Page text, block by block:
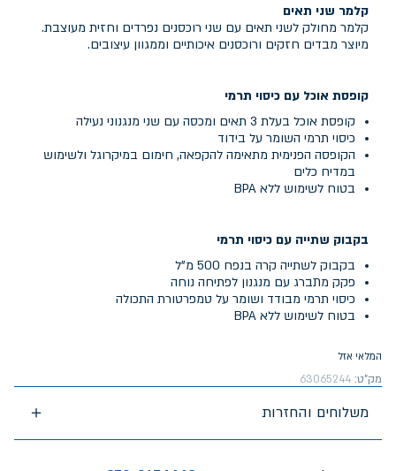
קלמר שני תאים
קלמר מחולק לשני תאים עם שני רוכסנים נפרדים וחזית מעוצבת.
מיוצר מבדים חזקים ורוכסנים איכותיים וממגוון עיצובים.
קופסת אוכל עם כיסוי תרמי
קופסת אוכל בעלת 3 תאים ומכסה עם שני מנגנוני נעילה
כיסוי תרמי השומר על בידוד
הקופסה הפנימית מתאימה להקפאה, חימום במיקרוגל ולשימוש
במדיח כלים
בטוח לשימוש ללא BPA
בקבוק שתייה עם כיסוי תרמי
בקבוק לשתייה קרה בנפח 500 מ"ל
פקק מתברג עם מנגנון לפתיחה נוחה
כיסוי תרמי מבודד ושומר על טמפרטורת התכולה
בטוח לשימוש ללא BPA
המלאי אזל
מק"ט: 63065244
משלוחים והחזרות